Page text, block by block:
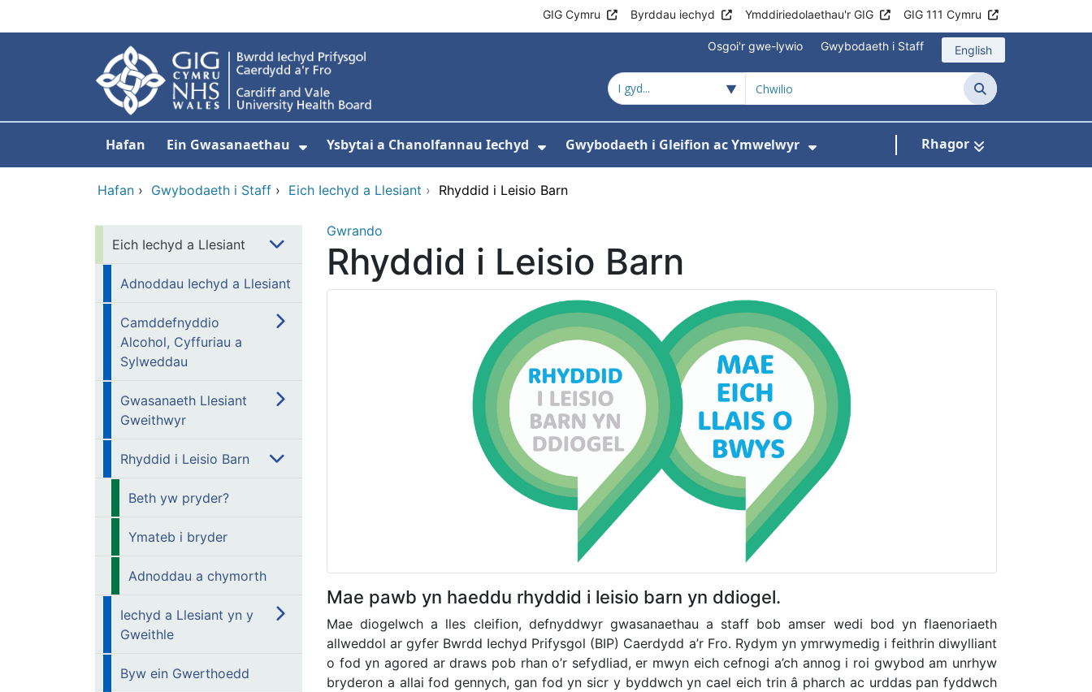
GIG Cymru Byrddau iechyd Ymddiriedolaethau'r GIG GIG 111 Cymru
Osgoi'r gwe-lywio Gwybodaeth i Staff English
Chwilio
Hafan Ein Gwasanaethau Ysbytai a Chanolfannau Iechyd Gwybodaeth i Gleifion ac Ymwelwyr Rhagor
Hafan › Gwybodaeth i Staff › Eich Iechyd a Llesiant › Rhyddid i Leisio Barn
Eich Iechyd a Llesiant
Adnoddau Iechyd a Llesiant
Camddefnyddio
Alcohol, Cyffuriau a
Sylweddau
Gwasanaeth Llesiant
Gweithwyr
Rhyddid i Leisio Barn
Beth yw pryder?
Ymateb i bryder
Adnoddau a chymorth
Iechyd a Llesiant yn y
Gweithle
Byw ein Gwerthoedd
Gwrando
Rhyddid i Leisio Barn
Mae pawb yn haeddu rhyddid i leisio barn yn ddiogel.
Mae diogelwch a lles cleifion, defnyddwyr gwasanaethau a staff bob amser wedi bod yn flaenoriaeth
allweddol ar gyfer Bwrdd Iechyd Prifysgol (BIP) Caerdydd a’r Fro. Rydym yn ymrwymedig i feithrin diwylliant
o fod yn agored ar draws pob rhan o’r sefydliad, er mwyn eich cefnogi a’ch annog i roi gwybod am unrhyw
bryderon a allai fod gennych, gan fod yn sicr y byddwch yn cael eich trin â pharch ac urddas pan fyddwch